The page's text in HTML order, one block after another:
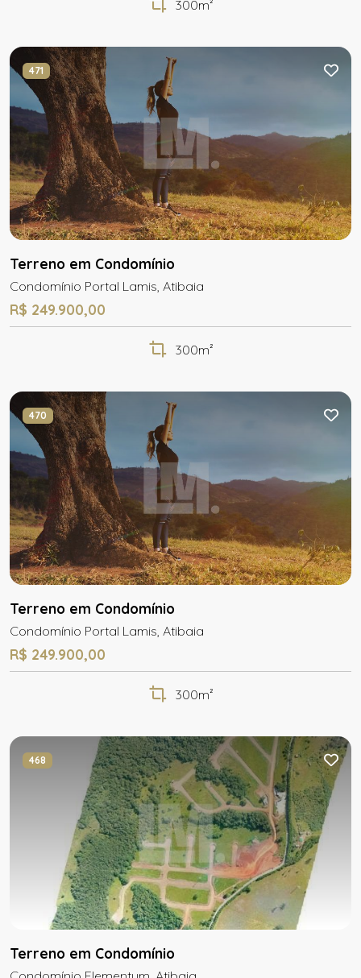
300m²
471
Terreno em Condomínio
Condomínio Portal Lamis, Atibaia
R$ 249.900,00
300m²
470
Terreno em Condomínio
Condomínio Portal Lamis, Atibaia
R$ 249.900,00
300m²
468
Terreno em Condomínio